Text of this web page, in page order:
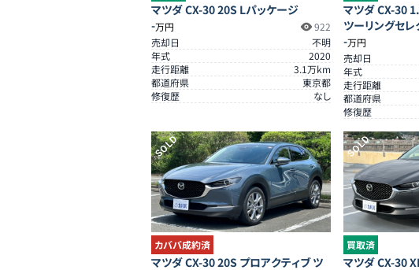
マツダ CX-30 20S Lパッケージ
-万円
922
売却日
不明
年式
2020
走行距離
3.1万km
都道府県
東京都
修復歴
なし
マツダ CX-30
ツーリングセレ
-万円
売却日
年式
走行距離
都道府県
修復歴
SOLD
カババ成約済
マツダ CX-30 20S プロアクティブ ツ
SOLD
買取済
マツダ CX-30